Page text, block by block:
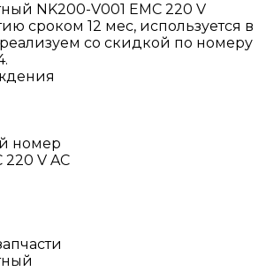
NK200-V001 EMC 220 V
сроком 12 мес, используется в
со скидкой по номеру
номер
220 V AC